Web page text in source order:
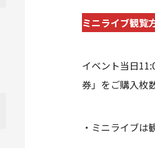
ミニライブ観覧
イベント当日
券」をご購入枚
・ミニライブは